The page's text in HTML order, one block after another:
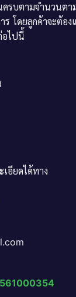
รบตามจำนวนตา
โดยลูกค้าจะต้อง
อไปนี้
อียดได้ทาง